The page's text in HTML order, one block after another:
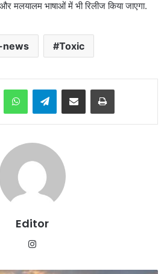
मलयालम भाषाओं में भी रिलीज किया जाएगा.
Toxic
WhatsAppTelegramShare via Email Print
Editor